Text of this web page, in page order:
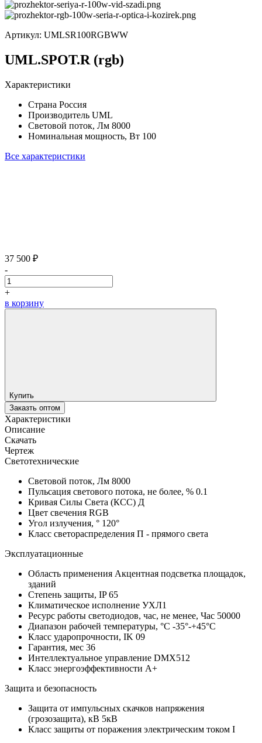
Артикул: UMLSR100RGBWW
UML.SPOT.R (rgb)
Характеристики
Страна Россия
Производитель UML
Световой поток, Лм 8000
Номинальная мощность, Вт 100
Все характеристики
37 500 ₽
-
+
в корзину
Купить
Заказть оптом
Характеристики
Описание
Скачать
Чертеж
Светотехнические
Световой поток, Лм 8000
Пульсация светового потока, не более, % 0.1
Кривая Силы Света (КСС) Д
Цвет свечения RGB
Угол излучения, ° 120°
Класс светораспределения П - прямого света
Эксплуатационные
Область применения Акцентная подсветка площадок,
зданий
Степень защиты, IP65
Климатическое исполнение УХЛ1
Ресурс работы светодиодов, час, не менее, Час 50000
Диапазон рабочей температуры, °С -35°-+45°C
Класс ударопрочности, IK 09
Гарантия, мес 36
Интеллектуальное управление DMX512
Класс энергоэффективности A+
Защита и безопасность
Защита от импульсных скачков напряжения
(грозозащита), кВ 5кВ
Класс защиты от поражения электрическим током I